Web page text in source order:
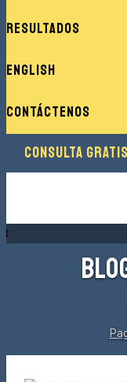
Resultados
English
Contáctenos
CONSULTA GRATIS